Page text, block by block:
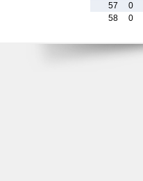
57
0
58
0